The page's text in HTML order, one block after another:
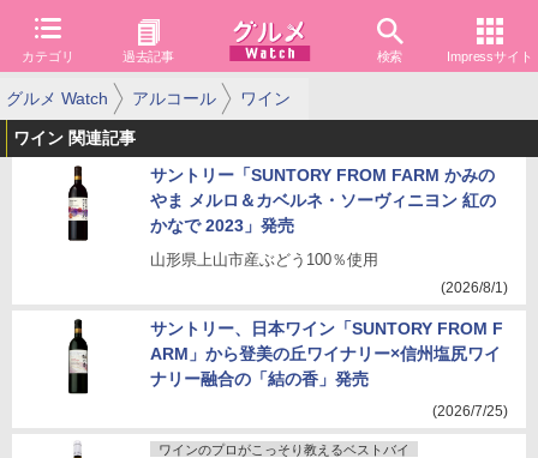
カテゴリ 過去記事 検索 Impressサイト
グルメ Watch アルコール ワイン
ワイン 関連記事
サントリー「SUNTORY FROM FARM かみの
やま メルロ＆カベルネ・ソーヴィニヨン 紅の
かなで 2023」発売
山形県上山市産ぶどう100％使用
(2026/8/1)
サントリー、日本ワイン「SUNTORY FROM F
ARM」から登美の丘ワイナリー×信州塩尻ワイ
ナリー融合の「結の香」発売
(2026/7/25)
ワインのプロがこっそり教えるベストバイ